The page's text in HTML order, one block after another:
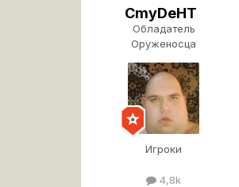
CmyDeHT
Обладатель
Оруженосца
Игроки
4,8k